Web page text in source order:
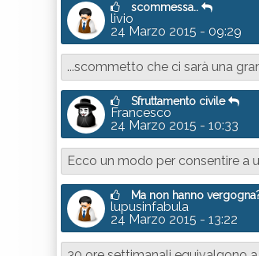
scommessa..
livio
24 Marzo 2015 - 09:29
...scommetto che ci sarà una
Sfruttamento civile
Francesco
24 Marzo 2015 - 10:33
Ecco un modo per consentire a
Ma non hanno
lupusinfabula
24 Marzo 2015 - 13:22